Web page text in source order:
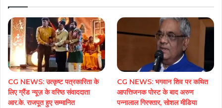
CG NEWS: उत्कृष्ट पत्रकारिता के
लिए ग्रैंड न्यूज़ के वरिष्ठ संवाददाता
आर.के. राजपूत हुए सम्मानित
CG NEWS: भगवान शिव पर कथित
आपत्तिजनक पोस्ट के बाद अरुण
पन्नालाल गिरफ्तार, सोशल मीडिया